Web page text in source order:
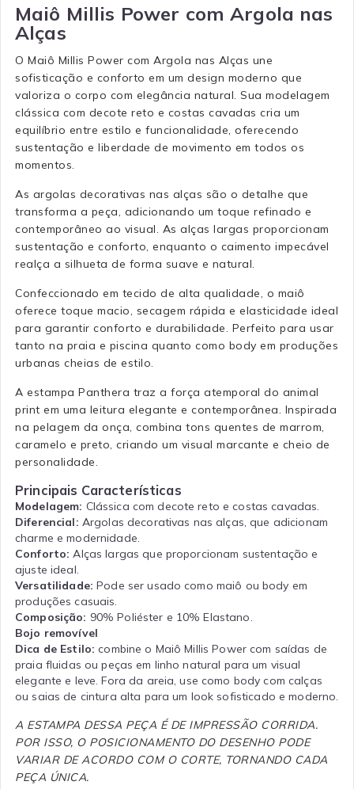
Maiô Millis Power com Argola nas
Alças
O Maiô Millis Power com Argola nas Alças une
sofisticação e conforto em um design moderno que
valoriza o corpo com elegância natural. Sua modelagem
clássica com decote reto e costas cavadas cria um
equilíbrio entre estilo e funcionalidade, oferecendo
sustentação e liberdade de movimento em todos os
momentos.
As argolas decorativas nas alças são o detalhe que
transforma a peça, adicionando um toque refinado e
contemporâneo ao visual. As alças largas proporcionam
sustentação e conforto, enquanto o caimento impecável
realça a silhueta de forma suave e natural.
Confeccionado em tecido de alta qualidade, o maiô
oferece toque macio, secagem rápida e elasticidade ideal
para garantir conforto e durabilidade. Perfeito para usar
tanto na praia e piscina quanto como body em produções
urbanas cheias de estilo.
A estampa Panthera traz a força atemporal do animal
print em uma leitura elegante e contemporânea. Inspirada
na pelagem da onça, combina tons quentes de marrom,
caramelo e preto, criando um visual marcante e cheio de
personalidade.
Principais Características
Modelagem: Clássica com decote reto e costas cavadas.
Diferencial: Argolas decorativas nas alças, que adicionam
charme e modernidade.
Conforto: Alças largas que proporcionam sustentação e
ajuste ideal.
Versatilidade: Pode ser usado como maiô ou body em
produções casuais.
Composição: 90% Poliéster e 10% Elastano.
Bojo removível
Dica de Estilo: combine o Maiô Millis Power com saídas de
praia fluidas ou peças em linho natural para um visual
elegante e leve. Fora da areia, use como body com calças
ou saias de cintura alta para um look sofisticado e moderno.
A ESTAMPA DESSA PEÇA É DE IMPRESSÃO CORRIDA.
POR ISSO, O POSICIONAMENTO DO DESENHO PODE
VARIAR DE ACORDO COM O CORTE, TORNANDO CADA
PEÇA ÚNICA.